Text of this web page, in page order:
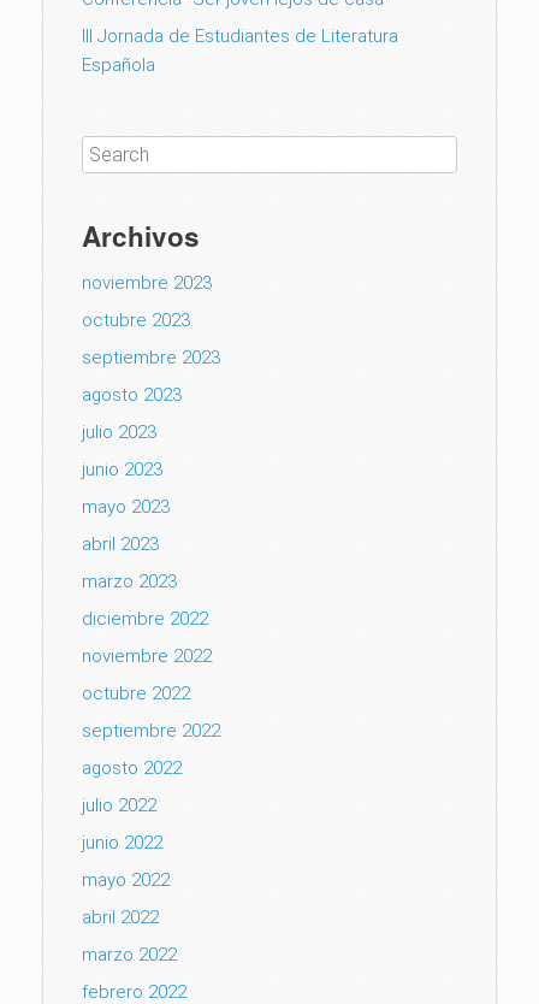
III Jornada de Estudiantes de Literatura
Española
Archivos
noviembre 2023
octubre 2023
septiembre 2023
agosto 2023
julio 2023
junio 2023
mayo 2023
abril 2023
marzo 2023
diciembre 2022
noviembre 2022
octubre 2022
septiembre 2022
agosto 2022
julio 2022
junio 2022
mayo 2022
abril 2022
marzo 2022
febrero 2022